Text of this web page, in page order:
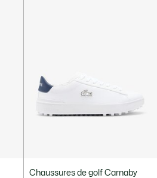
Chaussures de golf Carnaby